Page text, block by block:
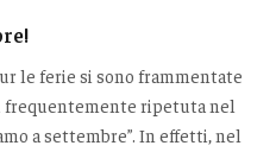
le ferie si sono frammentate
frequentemente ripetuta nel
a settembre”. In effetti, nel